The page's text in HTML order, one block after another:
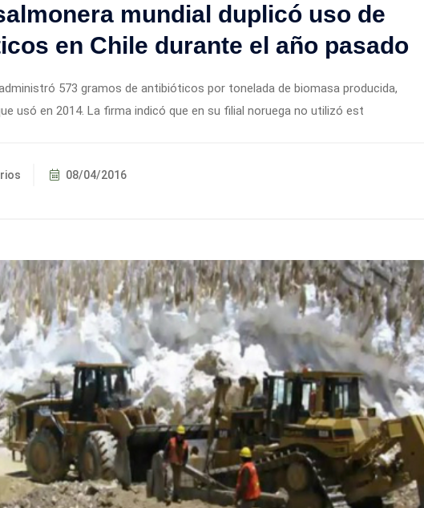
mundial duplicó uso de
en Chile durante el año pasado
573 gramos de antibióticos por tonelada de biomasa producida,
usó en 2014. La firma indicó que en su filial noruega no utilizó est
08/04/2016